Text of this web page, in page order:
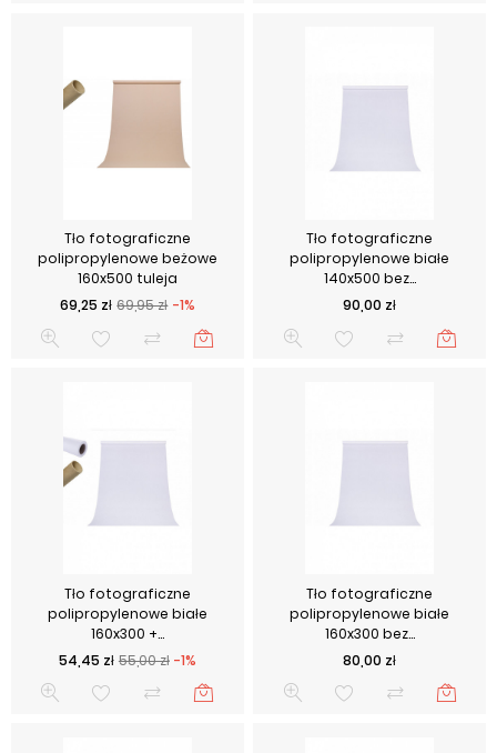
Tło fotograficzne
polipropylenowe beżowe
160x500 tuleja
Cena podstawowa
69,95 zł -1%
Cena
69,25 zł
Tło fotograficzne
polipropylenowe białe
140x500 bez...
Cena
90,00 zł
Tło fotograficzne
polipropylenowe białe
160x300 +...
Cena podstawowa
55,00 zł -1%
Cena
54,45 zł
Tło fotograficzne
polipropylenowe białe
160x300 bez...
Cena
80,00 zł